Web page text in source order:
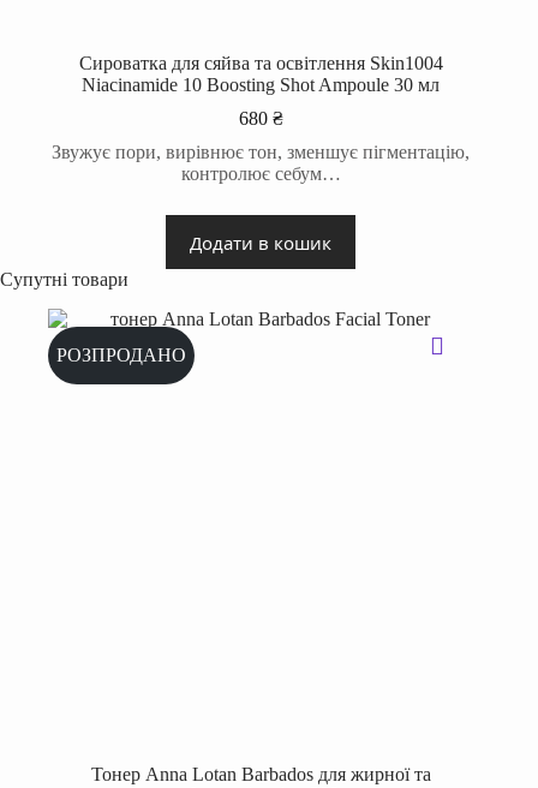
Сироватка для сяйва та освітлення Skin1004
Niacinamide 10 Boosting Shot Ampoule 30 мл
680 ₴
Звужує пори, вирівнює тон, зменшує пігментацію,
контролює себум…
Додати в кошик
Супутні товари
РОЗПРОДАНО
Тонер Anna Lotan Barbados для жирної та